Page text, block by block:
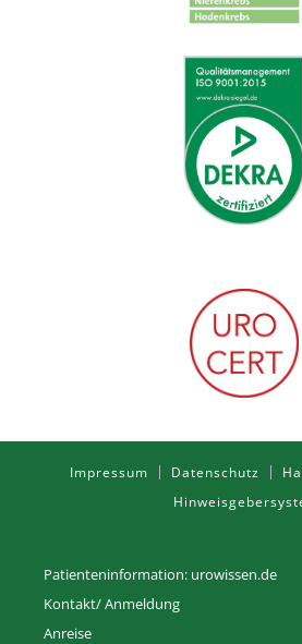
Impressum Datenschutz
Patienteninformation: urowissen.de
Kontakt/ Anmeldung
Anreise